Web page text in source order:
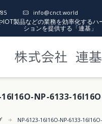
info@cnct.world
IOT製品などの業務を効率化するハ
ションを提供する「連基」
NP-6133-
NP-6123-16I16O-NP-6133-